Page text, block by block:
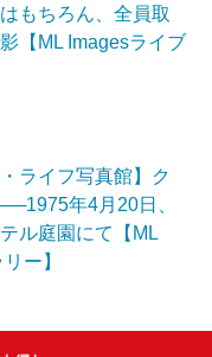
もちろん、全員取
【ML Imagesライブ
ライフ写真館】ク
年4月20日、
ル庭園にて【ML
ー】